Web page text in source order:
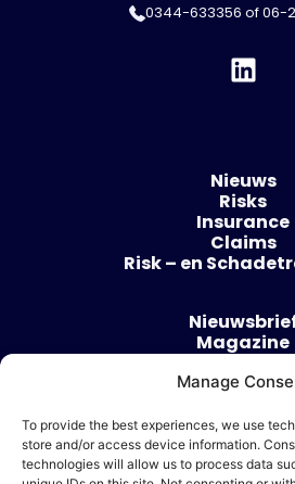
Manage
To provide the best experiences, we use
store and/or access device information.
technologies will allow us to process data
0344-633356 of06-
Nieuws
Risks
Insurance
Claims
Risk – en
Magazine
Over
Algemene